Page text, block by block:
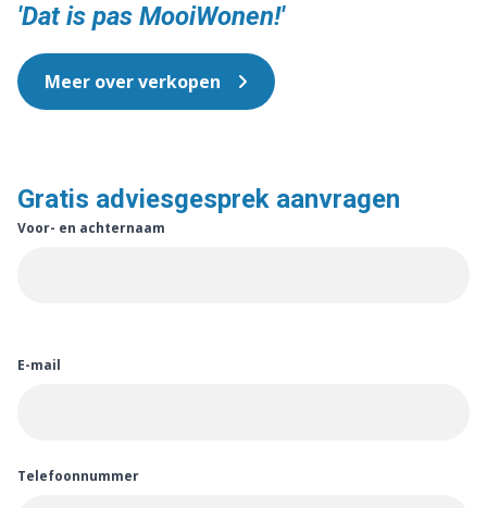
'Dat is pas MooiWonen!'
Meer over verkopen
Gratis adviesgesprek aanvragen
Voor- en achternaam
E-mail
Telefoonnummer